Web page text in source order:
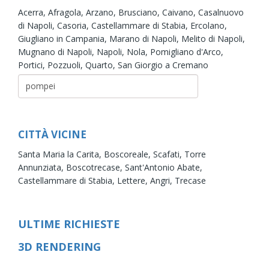
Acerra, Afragola, Arzano, Brusciano, Caivano, Casalnuovo
di Napoli, Casoria, Castellammare di Stabia, Ercolano,
Giugliano in Campania, Marano di Napoli, Melito di Napoli,
Mugnano di Napoli, Napoli, Nola, Pomigliano d'Arco,
Portici, Pozzuoli, Quarto, San Giorgio a Cremano
CITTÀ VICINE
Santa Maria la Carita, Boscoreale, Scafati, Torre
Annunziata, Boscotrecase, Sant'Antonio Abate,
Castellammare di Stabia, Lettere, Angri, Trecase
ULTIME RICHIESTE
3D RENDERING